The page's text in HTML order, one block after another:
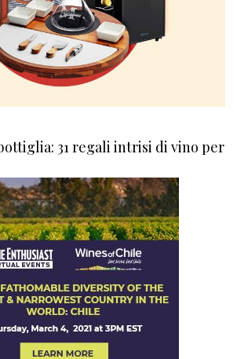
31 regali intrisi di vino per